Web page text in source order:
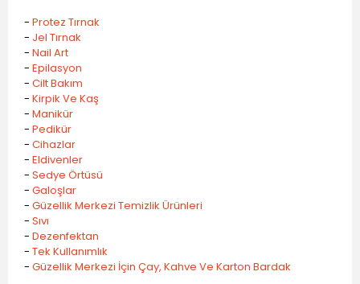
- Protez Tırnak
- Jel Tırnak
- Nail Art
- Epilasyon
- Cilt Bakım
- Kirpik Ve Kaş
- Manikür
- Pedikür
- Cihazlar
- Eldivenler
- Sedye Örtüsü
- Galoşlar
- Güzellik Merkezi Temizlik Ürünleri
- Sıvı
- Dezenfektan
- Tek Kullanımlık
- Güzellik Merkezi İçin Çay, Kahve Ve Karton Bardak